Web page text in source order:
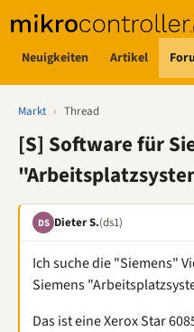
Neuigkeiten Artikel
Markt › Thread
[S] Software für
DS Dieter S.(ds1)
Ich suche die "Siemens"
Siemens
Das ist eine Xerox Star